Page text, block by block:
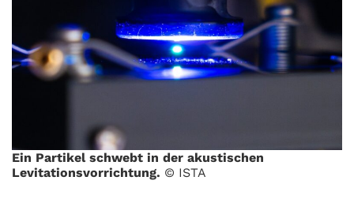
Ein Partikel schwebt in der akustischen
Levitationsvorrichtung. © ISTA